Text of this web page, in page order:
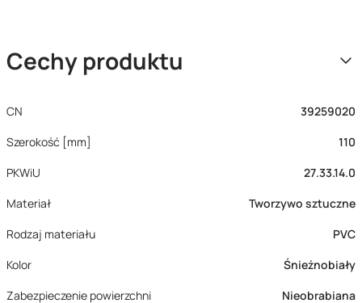
Cechy produktu
CN
39259020
Szerokość [mm]
110
PKWiU
27.33.14.0
Materiał
Tworzywo sztuczne
Rodzaj materiału
PVC
Kolor
Śnieżnobiały
Zabezpieczenie powierzchni
Nieobrabiana